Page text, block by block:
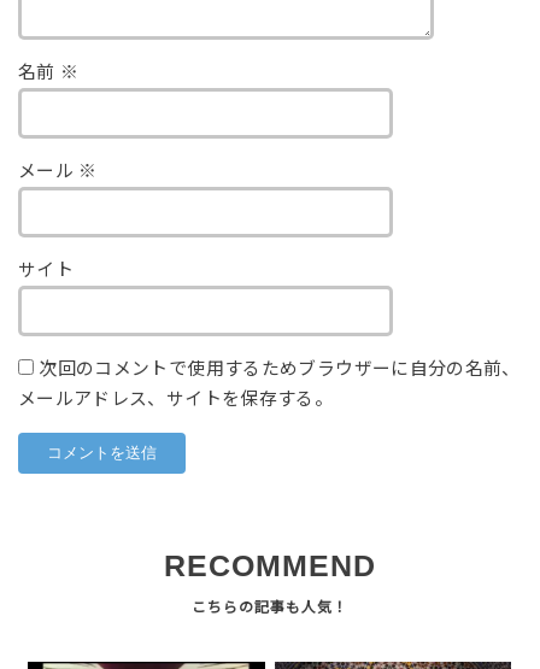
名前 ※
メール ※
サイト
次回のコメントで使用するためブラウザーに自分の名前、
メールアドレス、サイトを保存する。
RECOMMEND